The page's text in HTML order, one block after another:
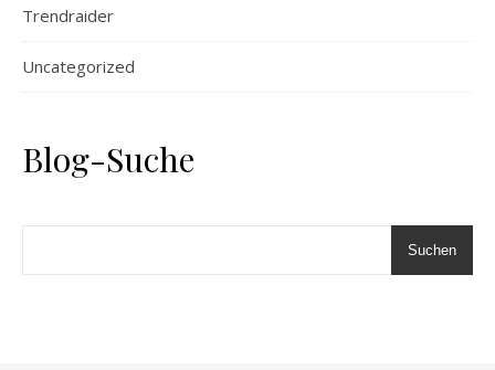
Trendraider
Uncategorized
Blog-Suche
Suchen